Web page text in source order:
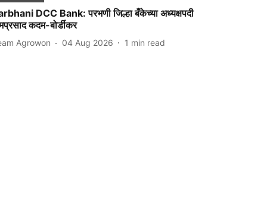
DCC Bank: परभणी जिल्हा बँकेच्या अध्यक्षपदी
कदम-बोर्डीकर
Agrowon 04 Aug 2026 1 min read